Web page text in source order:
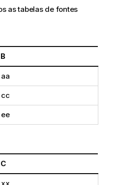
as tabelas de fontes
B
aa
cc
ee
C
xx